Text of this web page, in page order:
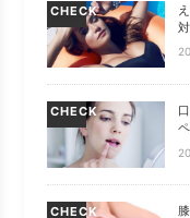
CHECK
CHECK
CHECK